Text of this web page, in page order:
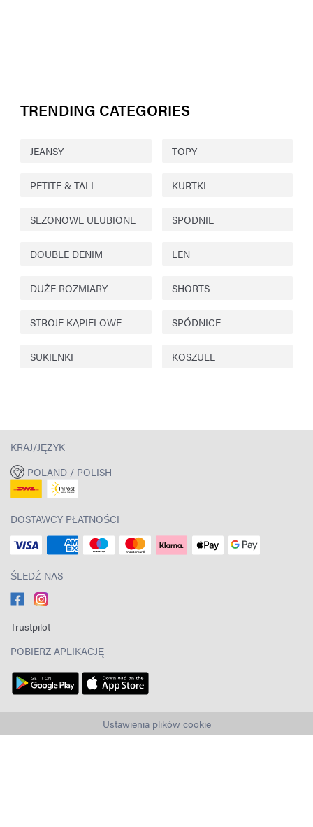
TRENDING CATEGORIES
JEANSY TOPY
PETITE & TALL KURTKI
SEZONOWE ULUBIONE SPODNIE
DOUBLE DENIM LEN
DUŻE ROZMIARY SHORTS
STROJE KĄPIELOWE SPÓDNICE
SUKIENKI KOSZULE
KRAJ/JĘZYK
POLAND / POLISH
DOSTAWCY PŁATNOŚCI
ŚLEDŹ NAS
Trustpilot
POBIERZ APLIKACJĘ
Ustawienia plików cookie